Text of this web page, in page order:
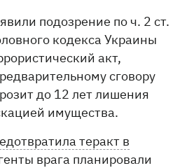
подозрение по ч. 2 ст.
кодекса Украины
акт,
сговору
до 12 лет лишения
имущества.
теракт в
врага планировали